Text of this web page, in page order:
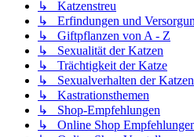
↳ Katzenstreu
↳ Erfindungen und
↳ Giftpflanzen von A - Z
↳ Sexualität der Katzen
↳ Trächtigkeit der Katze
↳ Sexualverhalten der Katzen
↳ Kastrationsthemen
↳ Shop-Empfehlungen
↳ Online Shop